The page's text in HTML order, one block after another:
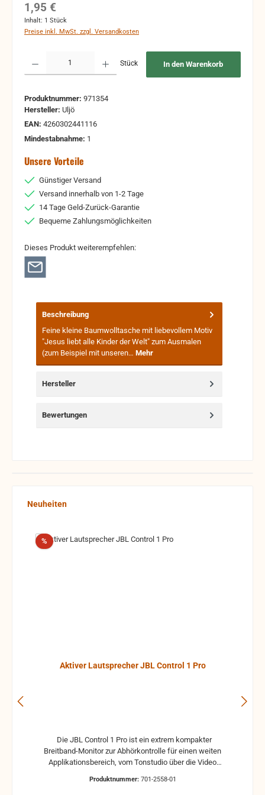
Regulärer Preis:
1,95 €
Inhalt: 1 Stück
Preise inkl. MwSt. zzgl. Versandkosten
Stück In den Warenkorb
Produktnummer: 971354
Hersteller: Uljö
EAN: 4260302441116
Mindestabnahme: 1
Unsere Vorteile
Günstiger Versand
Versand innerhalb von 1-2 Tage
14 Tage Geld-Zurück-Garantie
Bequeme Zahlungsmöglichkeiten
Dieses Produkt weiterempfehlen:
Beschreibung
Feine kleine Baumwolltasche mit liebevollem Motiv
"Jesus liebt alle Kinder der Welt" zum Ausmalen
(zum Beispiel mit unseren… Mehr
Hersteller
Bewertungen
Produktgalerie überspringen
Neuheiten
%Rabatt
Aktiver Lautsprecher JBL Control 1 Pro
Breitband-Monitor zur Abhörkontrolle für einen weiten
Applikationsbereich, vom Tonstudio über die Video
Produktnummer: 701-2558-01